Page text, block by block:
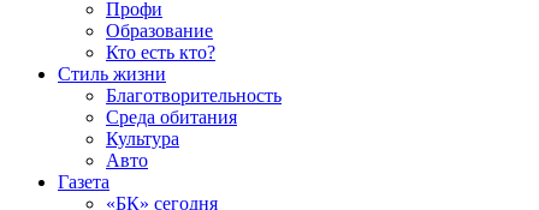
Профи
Образование
Кто есть кто?
Стиль жизни
Благотворительность
Среда обитания
Культура
Авто
Газета
«БК» сегодня